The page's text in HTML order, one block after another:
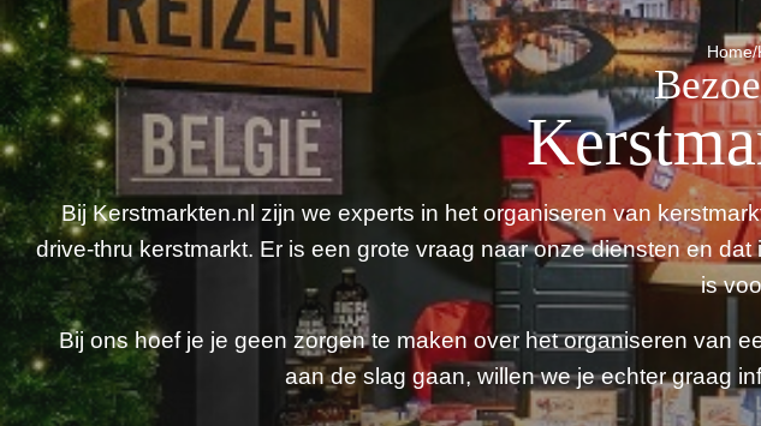
Home/
Bij Kerstmarkten.nl zijn we experts in het organiseren van
drive-thru kerstmarkt. Er is een grote vraag naar onze diensten en
is
Bij ons hoef je je geen zorgen te maken over het organiseren van
aan de slag gaan, willen we je echter graag